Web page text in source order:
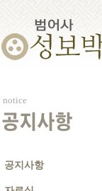
notice
공지사항
공지사항